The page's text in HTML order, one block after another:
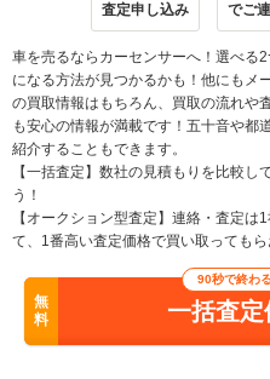
査定申し込み
でご
車を売るならカーセンサーへ！選べる
になる方法が見つかるかも！他にもメ
の買取情報はもちろん、買取の流れや
も安心の情報が満載です！五十音や都
紹介することもできます。
【一括査定】数社の見積もりを比較
う！
【オークション型査定】連絡・査定
て、1番高い査定価格で買い取ってもら
無
料
90秒で終わ
一括査定